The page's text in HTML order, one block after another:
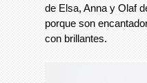
de Elsa, Anna y Olaf
porque son
con brillantes.